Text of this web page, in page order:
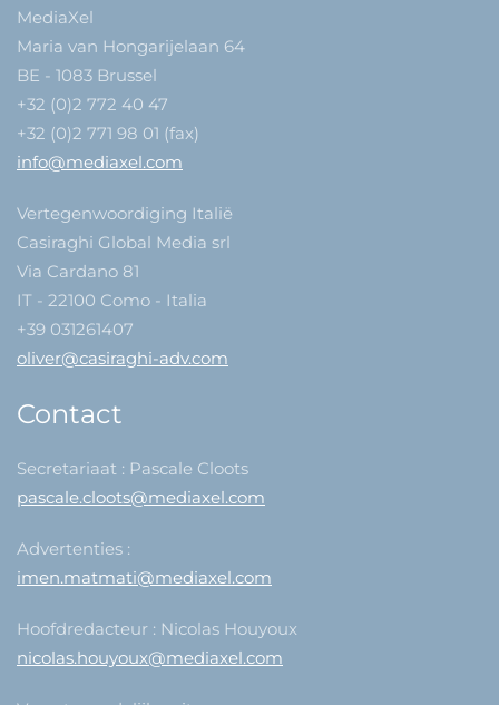
MediaXel
Maria van Hongarijelaan 64
BE - 1083 Brussel
+32 (0)2 772 40 47
+32 (0)2 771 98 01 (fax)
info@mediaxel.com
Vertegenwoordiging Italië
Casiraghi Global Media srl
Via Cardano 81
IT - 22100 Como - Italia
+39 031261407
oliver@casiraghi-adv.com
Contact
Secretariaat : Pascale Cloots
pascale.cloots@mediaxel.com
Advertenties :
imen.matmati@mediaxel.com
Hoofdredacteur : Nicolas Houyoux
nicolas.houyoux@mediaxel.com